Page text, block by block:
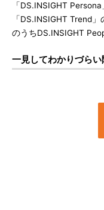
「DS.INSIGHT
「DS.INSIGHT Trend
のうちDS.INSIGHT
一見してわかりづら